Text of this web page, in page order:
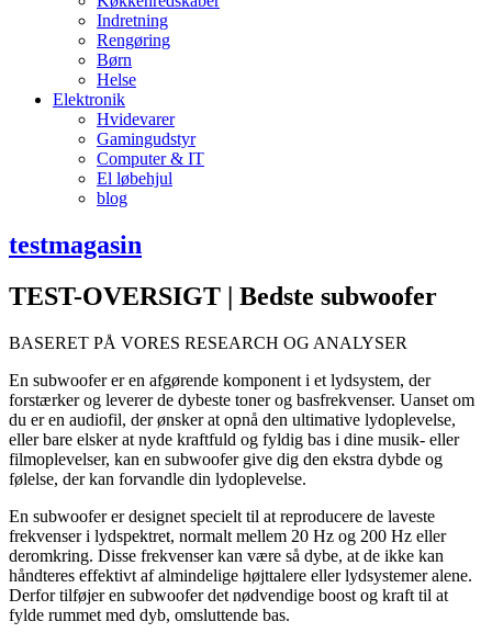
Indretning
Rengøring
Børn
Helse
Elektronik
Hvidevarer
Gamingudstyr
Computer & IT
El løbehjul
blog
testmagasin
TEST-OVERSIGT | Bedste subwoofer
BASERET PÅ VORES RESEARCH OG ANALYSER
En subwoofer er en afgørende komponent i et lydsystem, der
forstærker og leverer de dybeste toner og basfrekvenser. Uanset om
du er en audiofil, der ønsker at opnå den ultimative lydoplevelse,
eller bare elsker at nyde kraftfuld og fyldig bas i dine musik- eller
filmoplevelser, kan en subwoofer give dig den ekstra dybde og
følelse, der kan forvandle din lydoplevelse.
En subwoofer er designet specielt til at reproducere de laveste
frekvenser i lydspektret, normalt mellem 20 Hz og 200 Hz eller
deromkring. Disse frekvenser kan være så dybe, at de ikke kan
håndteres effektivt af almindelige højttalere eller lydsystemer alene.
Derfor tilføjer en subwoofer det nødvendige boost og kraft til at
fylde rummet med dyb, omsluttende bas.